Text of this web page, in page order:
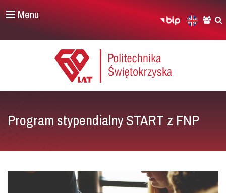
Menu
Program stypendialny START z FNP